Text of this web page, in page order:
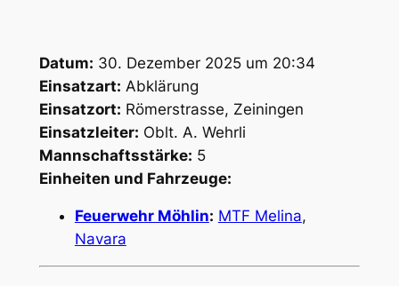
Datum: 30. Dezember 2025 um 20:34
Einsatzart: Abklärung
Einsatzort: Römerstrasse, Zeiningen
Einsatzleiter: Oblt. A. Wehrli
Mannschaftsstärke: 5
Einheiten und Fahrzeuge:
Feuerwehr Möhlin: MTF Melina,
Navara